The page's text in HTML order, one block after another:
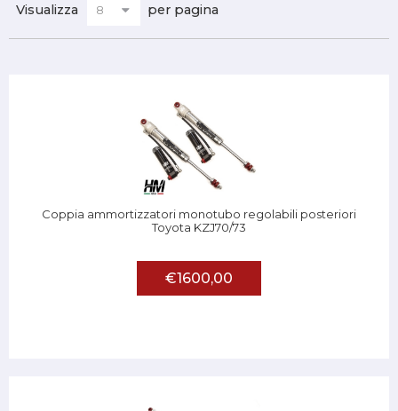
Visualizza per pagina
Coppia ammortizzatori monotubo regolabili posteriori
Toyota KZJ70/73
€1600,00